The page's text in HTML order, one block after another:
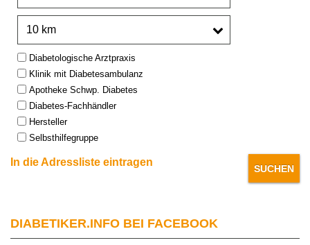
Type:Diabetologische Arztpraxis
Klinik mit Diabetesambulanz
Apotheke Schwp. Diabetes
Diabetes-Fachhändler
Hersteller
Selbsthilfegruppe
In die Adressliste eintragen
DIABETIKER.INFO BEI FACEBOOK